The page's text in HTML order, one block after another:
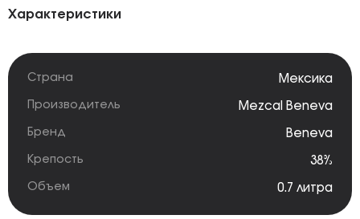
Характеристики
Страна Мексика
Производитель Mezcal Beneva
Бренд Beneva
Крепость 38%
Объем 0.7 литра